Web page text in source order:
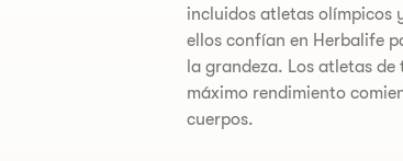
incluidos atletas olímpicos
ellos confían en Herbalife
la grandeza. Los atletas
máximo rendimiento
cuerpos.